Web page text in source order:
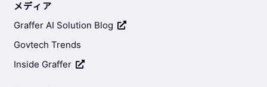
メディア
Graffer AI Solution Blog
Govtech Trends
Inside Graffer